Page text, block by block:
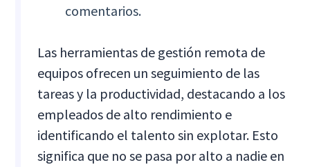
comentarios.
Las herramientas de gestión remota de
equipos ofrecen un seguimiento de las
tareas y la productividad, destacando a los
empleados de alto rendimiento e
identificando el talento sin explotar. Esto
significa que no se pasa por alto a nadie en